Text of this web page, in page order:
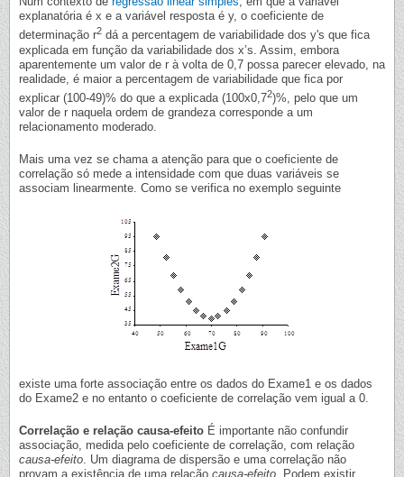
explanatória é x e a variável resposta é y, o coeficiente de
determinação r2 dá a percentagem de variabilidade dos y's que fica
explicada em função da variabilidade dos x’s. Assim, embora
aparentemente um valor de r à volta de 0,7 possa parecer elevado, na
realidade, é maior a percentagem de variabilidade que fica por
explicar (100-49)% do que a explicada (100x0,72)%, pelo que um
valor de r naquela ordem de grandeza corresponde a um
relacionamento moderado.
Mais uma vez se chama a atenção para que o coeficiente de
correlação só mede a intensidade com que duas variáveis se
associam linearmente. Como se verifica no exemplo seguinte
existe uma forte associação entre os dados do Exame1 e os dados
do Exame2 e no entanto o coeficiente de correlação vem igual a 0.
Correlação e relação causa-efeito É importante não confundir
associação, medida pelo coeficiente de correlação, com relação
causa-efeito. Um diagrama de dispersão e uma correlação não
provam a existência de uma relação causa-efeito . Podem existir